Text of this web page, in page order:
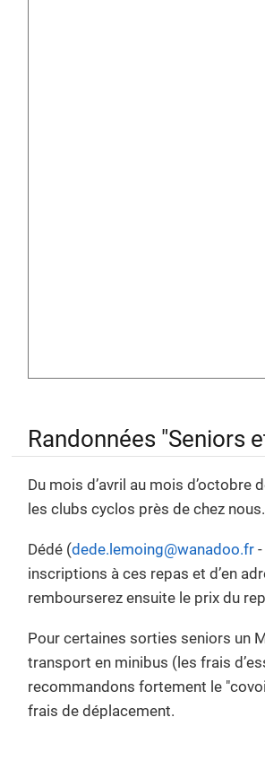
Randonnées "Seniors
Du mois d’avril au mois
les clubs cyclos près de chez
Dédé (dede.lemoing@wanadoo.fr
inscriptions à ces repas et d’en
rembourserez ensuite le prix du
Pour certaines sorties seniors un
transport en minibus (les frais
recommandons fortement le
frais de déplacement.